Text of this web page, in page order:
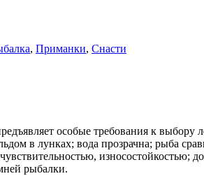
, Приманки, Снасти
особые требования к выбору
в лунках; вода прозрачна; рыба
износостойкостью;
рыбалки.